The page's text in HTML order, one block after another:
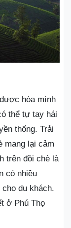
hòa mình
thể tự tay hái
thống. Trải
mang lại cảm
trên đồi chè là
có nhiều
du khách.
ở Phú Thọ